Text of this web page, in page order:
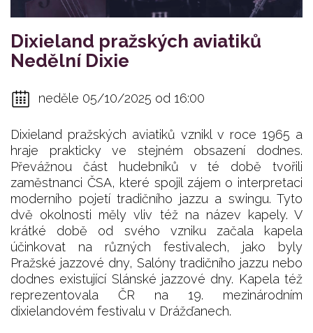
Dixieland pražských aviatiků
Nedělní Dixie
neděle 05/10/2025 od 16:00
Dixieland pražských aviatiků vznikl v roce 1965 a
hraje prakticky ve stejném obsazení dodnes.
Převážnou část hudebníků v té době tvořili
zaměstnanci ČSA, které spojil zájem o interpretaci
moderního pojetí tradičního jazzu a swingu. Tyto
dvě okolnosti měly vliv též na název kapely. V
krátké době od svého vzniku začala kapela
účinkovat na různých festivalech, jako byly
Pražské jazzové dny, Salóny tradičního jazzu nebo
dodnes existující Slánské jazzové dny. Kapela též
reprezentovala ČR na 19. mezinárodním
dixielandovém festivalu v Drážďanech.